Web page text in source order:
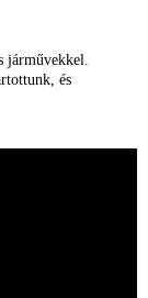
járművekkel.
és